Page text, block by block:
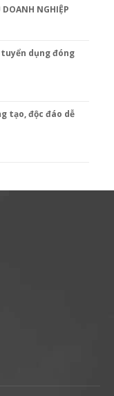
NGHIỆP
tuyển dụng đóng
tạo, độc đáo dễ